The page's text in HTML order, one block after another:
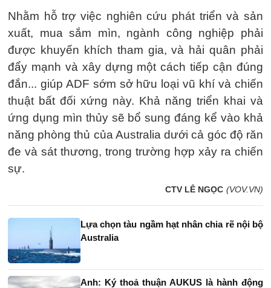
Nhằm hỗ trợ việc nghiên cứu phát triển và sản
xuất, mua sắm mìn, ngành công nghiệp phải
được khuyến khích tham gia, và hải quân phải
đẩy mạnh và xây dựng một cách tiếp cận đúng
đắn... giúp ADF sớm sở hữu loại vũ khí và chiến
thuật bất đối xứng này. Khả năng triển khai và
ứng dụng mìn thủy sẽ bổ sung đáng kể vào khả
năng phòng thủ của Australia dưới cả góc độ răn
đe và sát thương, trong trường hợp xảy ra chiến
sự.
CTV LÊ NGỌC (VOV.VN)
Lựa chọn tàu ngầm hạt nhân chia rẽ nội bộ
Australia
Anh: Ký thoả thuận AUKUS là hành động